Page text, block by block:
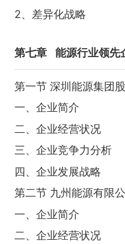
2、差异化战略
第七章 能源行业领先
第一节 深圳能源集团
一、企业简介
二、企业经营状况
三、企业竞争力分析
四、企业发展战略
第二节 九州能源有限
一、企业简介
二、企业经营状况